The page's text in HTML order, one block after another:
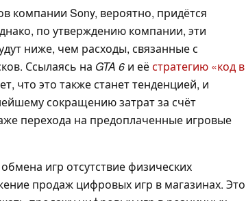
компании Sony, вероятно, придётся
по утверждению компании, эти
ниже, чем расходы, связанные с
Ссылаясь на GTA 6 и еёстратегию «код в
что это также станет тенденцией, и
сокращению затрат за счёт
перехода на предоплаченные игровые
игр отсутствие физических
продаж цифровых игр в магазинах. Это